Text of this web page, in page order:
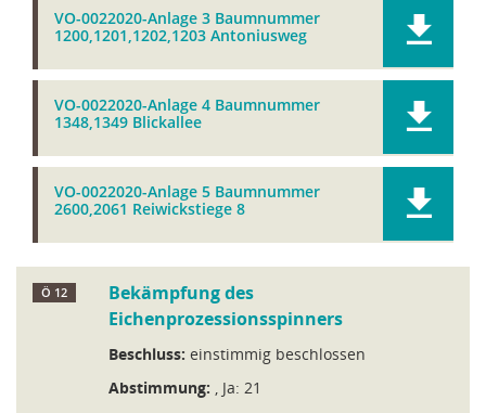
VO-0022020-Anlage 3 Baumnummer
1200,1201,1202,1203 Antoniusweg
VO-0022020-Anlage 4 Baumnummer
1348,1349 Blickallee
VO-0022020-Anlage 5 Baumnummer
2600,2061 Reiwickstiege 8
Ö 12
Bekämpfung des
Eichenprozessionsspinners
Beschluss: einstimmig beschlossen
Abstimmung: , Ja: 21